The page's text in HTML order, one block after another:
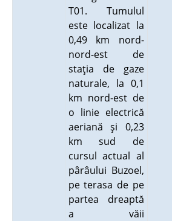
T01. Tumulul
este localizat la
0,49 km nord-
nord-est de
staţia de gaze
naturale, la 0,1
km nord-est de
o linie electrică
aeriană şi 0,23
km sud de
cursul actual al
pârâului Buzoel,
pe terasa de pe
partea dreaptă
a văii